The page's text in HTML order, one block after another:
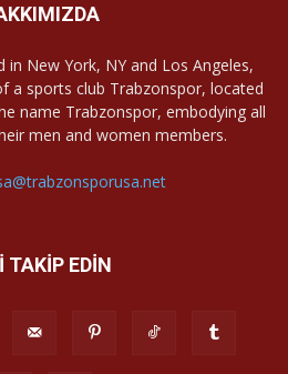
in New York, NY and Los Angeles,
a sports club Trabzonspor, located
name Trabzonspor, embodying all
men and women members.
TAKİP EDİN